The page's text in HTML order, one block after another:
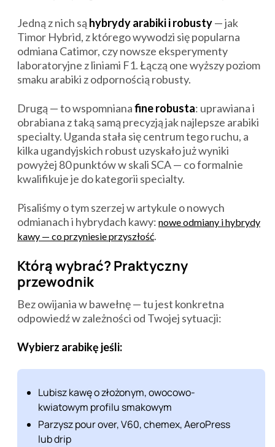
Jedną z nich są hybrydy arabiki i robusty— jak
Timor Hybrid, z którego wywodzi się popularna
odmiana Catimor, czy nowsze eksperymenty
laboratoryjne z liniami F1. Łączą one wyższy poziom
smaku arabiki z odpornością robusty.
Drugą — to wspomnianafine robusta: uprawiana i
obrabiana z taką samą precyzją jak najlepsze arabiki
specialty. Uganda stała się centrum tego ruchu, a
kilka ugandyjskich robust uzyskało już wyniki
powyżej 80 punktów w skali SCA — co formalnie
kwalifikuje je do kategorii specialty.
Pisaliśmy o tym szerzej w artykule o nowych
odmianach i hybrydach kawy: nowe odmiany i hybrydy
kawy — co przyniesie przyszłość.
Którą wybrać? Praktyczny
przewodnik
Bez owijania w bawełnę — tu jest konkretna
odpowiedź w zależności od Twojej sytuacji:
Wybierz arabikę jeśli:
Lubisz kawę o złożonym, owocowo-
kwiatowym profilu smakowym
Parzysz pour over, V60, chemex, AeroPress
lub drip